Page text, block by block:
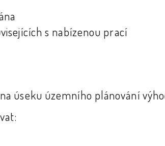
s nabízenou prací
úseku územního plánování